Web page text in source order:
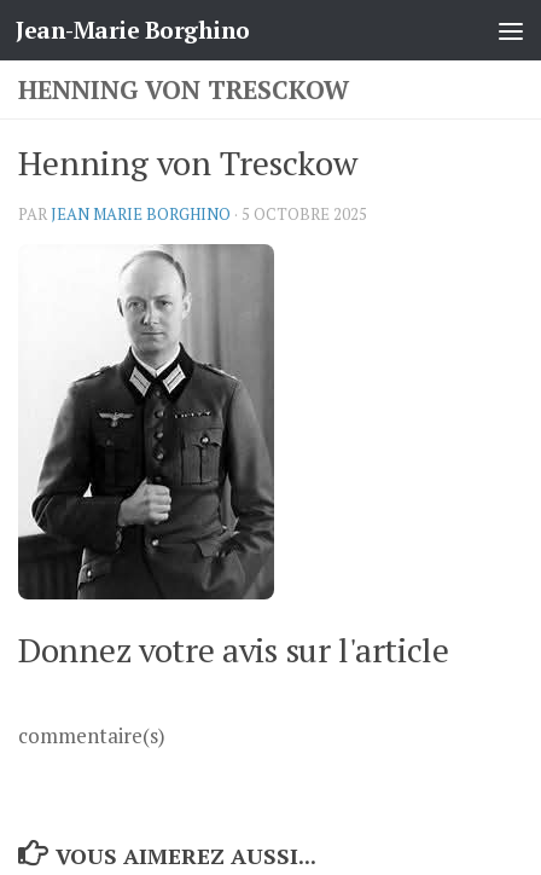
Skip to content
Jean-Marie Borghino
HENNING VON TRESCKOW
Henning von Tresckow
PARJEAN MARIE BORGHINO · 5 OCTOBRE 2025
Donnez votre avis sur l'article
commentaire(s)
VOUS AIMEREZ AUSSI...